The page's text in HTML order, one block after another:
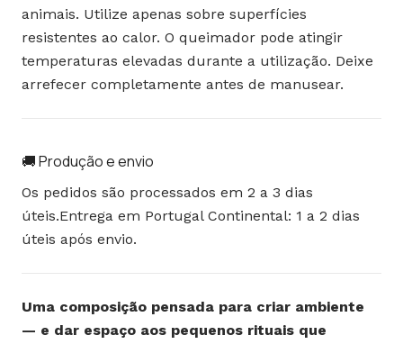
animais. Utilize apenas sobre superfícies
resistentes ao calor. O queimador pode atingir
temperaturas elevadas durante a utilização. Deixe
arrefecer completamente antes de manusear.
🚚 Produção e envio
Os pedidos são processados em 2 a 3 dias
úteis.Entrega em Portugal Continental: 1 a 2 dias
úteis após envio.
Uma composição pensada para criar ambiente
— e dar espaço aos pequenos rituais que